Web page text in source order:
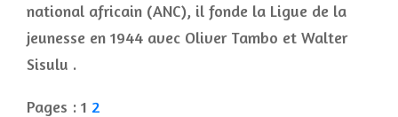
national africain (ANC), il fonde la Ligue de la
jeunesse en 1944 avec Oliver Tambo et Walter
Sisulu .
Pages : 1 2